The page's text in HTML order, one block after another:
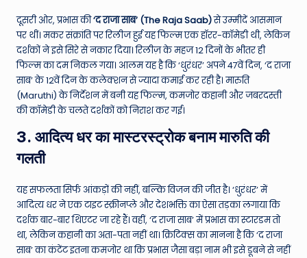
दूसरी ओर, प्रभास की‘द राजा साब’ (The Raja Saab)से उम्मीदें आसमान
पर थीं। मकर संक्रांति पर रिलीज हुई यह फिल्म एक हॉरर-कॉमेडी थी, लेकिन
दर्शकों ने इसे सिरे से नकार दिया। रिलीज़ के महज 12 दिनों के भीतर ही
फिल्म का दम निकल गया। आलम यह है कि ‘धुरंधर’ अपने 47वें दिन, ‘द राजा
साब’ के 12वें दिन के कलेक्शन से ज्यादा कमाई कर रही है। मारुति
(Maruthi) के निर्देशन में बनी यह फिल्म, कमजोर कहानी और जबरदस्ती
की कॉमेडी के चलते दर्शकों को निराश कर गई।
3. आदित्य धर का मास्टरस्ट्रोक बनाम मारुति की
गलती
यह सफलता सिर्फ आंकड़ों की नहीं, बल्कि विजन की जीत है। ‘धुरंधर’ में
आदित्य धर ने एक टाइट स्क्रीनप्ले और देशभक्ति का ऐसा तड़का लगाया कि
दर्शक बार-बार थिएटर जा रहे हैं। वहीं, ‘द राजा साब’ में प्रभास का स्टारडम तो
था, लेकिन कहानी का अता-पता नहीं था। क्रिटिक्स का मानना है कि ‘द राजा
साब’ का कंटेंट इतना कमजोर था कि प्रभास जैसा बड़ा नाम भी इसे डूबने से नहीं